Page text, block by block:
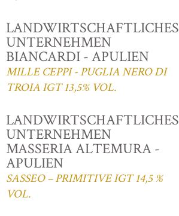
LANDWIRTSCHAFTLICHES
UNTERNEHMEN
BIANCARDI - APULIEN
MILLE CEPPI - PUGLIA NERO DI
TROIA IGT 13,5% VOL.
LANDWIRTSCHAFTLICHES
UNTERNEHMEN
MASSERIA ALTEMURA -
APULIEN
SASSEO – PRIMITIVE IGT 14,5 %
VOL.